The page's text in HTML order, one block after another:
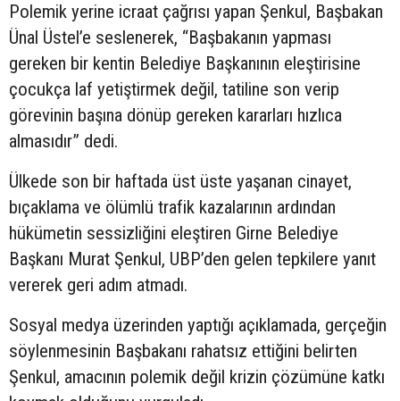
Polemik yerine icraat çağrısı yapan Şenkul, Başbakan
Ünal Üstel’e seslenerek, “Başbakanın yapması
gereken bir kentin Belediye Başkanının eleştirisine
çocukça laf yetiştirmek değil, tatiline son verip
görevinin başına dönüp gereken kararları hızlıca
almasıdır” dedi.
Ülkede son bir haftada üst üste yaşanan cinayet,
bıçaklama ve ölümlü trafik kazalarının ardından
hükümetin sessizliğini eleştiren Girne Belediye
Başkanı Murat Şenkul, UBP’den gelen tepkilere yanıt
vererek geri adım atmadı.
Sosyal medya üzerinden yaptığı açıklamada, gerçeğin
söylenmesinin Başbakanı rahatsız ettiğini belirten
Şenkul, amacının polemik değil krizin çözümüne katkı